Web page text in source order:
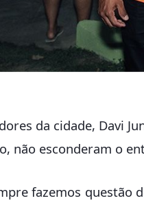
da cidade, Davi
não esconderam o
fazemos questão